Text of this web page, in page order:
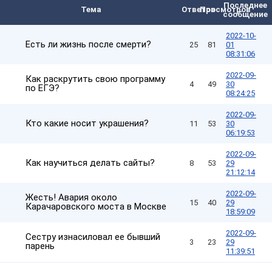
Тема ОтветовПросмотров
Последнее
сообщение
Есть ли жизнь после смерти? 25 81
2022-10-
01
08:31:06
Как раскрутить свою программу
по ЕГЭ?
4 49
2022-09-
30
08:24:25
Кто какие носит украшения? 11 53
2022-09-
30
06:19:53
Как научиться делать сайты? 8 53
2022-09-
29
21:12:14
Жесть! Авария около
Карачаровского моста в Москве
15 40
2022-09-
29
18:59:09
Сестру изнасиловал ее бывший
парень
3 23
2022-09-
29
11:39:51